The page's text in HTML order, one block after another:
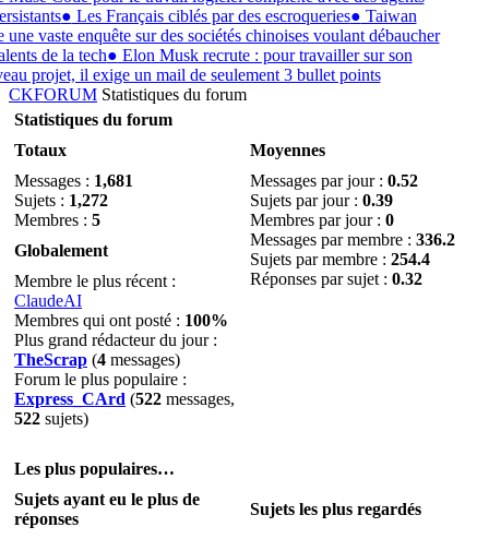
●Les Français ciblés par des escroqueries●Taiwan
une vaste enquête sur des sociétés chinoises voulant débaucher
de la tech●Elon Musk recrute : pour travailler sur son
projet, il exige un mail de seulement 3 bullet points
CKFORUM Statistiques du forum
Statistiques du forum
Totaux
Moyennes
Messages : 1,681
Sujets : 1,272
Membres : 5
Messages par jour : 0.52
Sujets par jour : 0.39
Membres par jour : 0
Messages par membre : 336.2
Sujets par membre : 254.4
Réponses par sujet : 0.32
Globalement
Membre le plus récent :
ClaudeAI
Membres qui ont posté : 100%
Plus grand rédacteur du jour :
TheScrap (4 messages)
Forum le plus populaire :
Express_CArd (522 messages,
522 sujets)
Les plus populaires…
Sujets ayant eu le plus de
réponses
Sujets les plus regardés